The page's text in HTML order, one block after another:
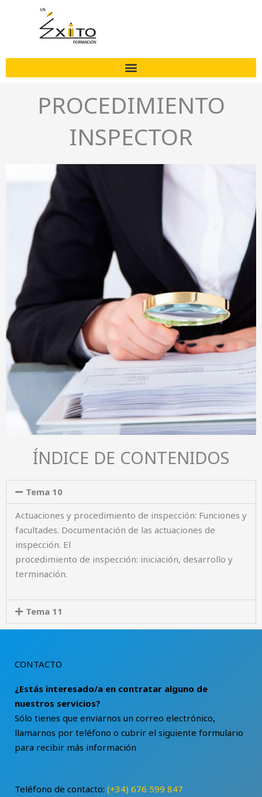
contenido
PROCEDIMIENTO
INSPECTOR
ÍNDICE DE CONTENIDOS
Tema 10
Actuaciones y procedimiento de inspección: Funciones y
facultades. Documentación de las actuaciones de
inspección. El
procedimiento de inspección: iniciación, desarrollo y
terminación.
Tema 11
CONTACTO
¿Estás interesado/a en contratar alguno de
nuestros servicios?
Sólo tienes que enviarnos un correo electrónico,
llamarnos por teléfono o cubrir el siguiente formulario
para recibir más información
Teléfono de contacto: (+34) 676 599 847